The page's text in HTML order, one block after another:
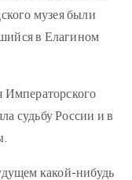
музея были
в Елагином
Императорского
судьбу России и в
какой-нибудь